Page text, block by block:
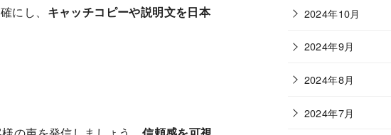
にし、 キャッチコピーや説明文を日本
2024年10月
2024年9月
2024年8月
2024年7月